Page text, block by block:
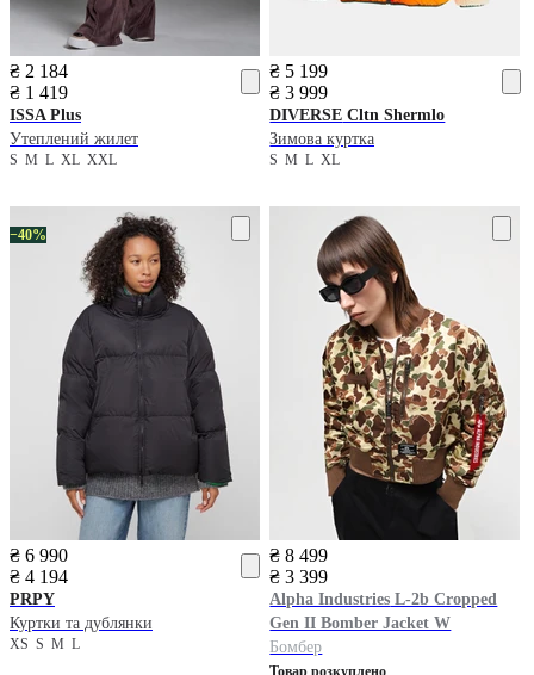
₴ 2 184
₴ 1 419
ISSA Plus
Утеплений жилет
S M L XL XXL
₴ 5 199
₴ 3 999
DIVERSE Cltn Shermlo
Зимова куртка
SMLXL
−40%
₴ 6 990
₴ 4 194
PRPY
Куртки та дублянки
XS S M L
₴ 8 499
₴ 3 399
Alpha Industries L-2b Cropped
Gen II Bomber Jacket W
Бомбер
Товар розкуплено